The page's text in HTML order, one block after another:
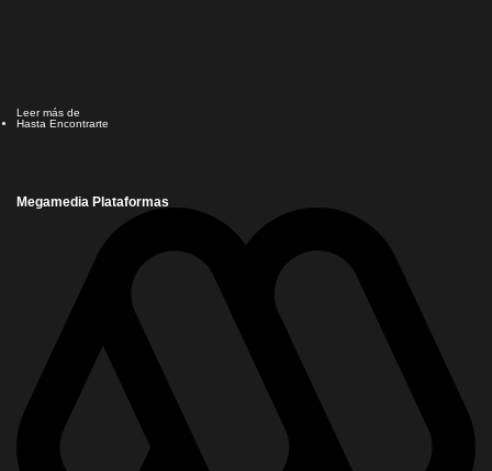
Leer más de
Hasta Encontrarte
Megamedia Plataformas